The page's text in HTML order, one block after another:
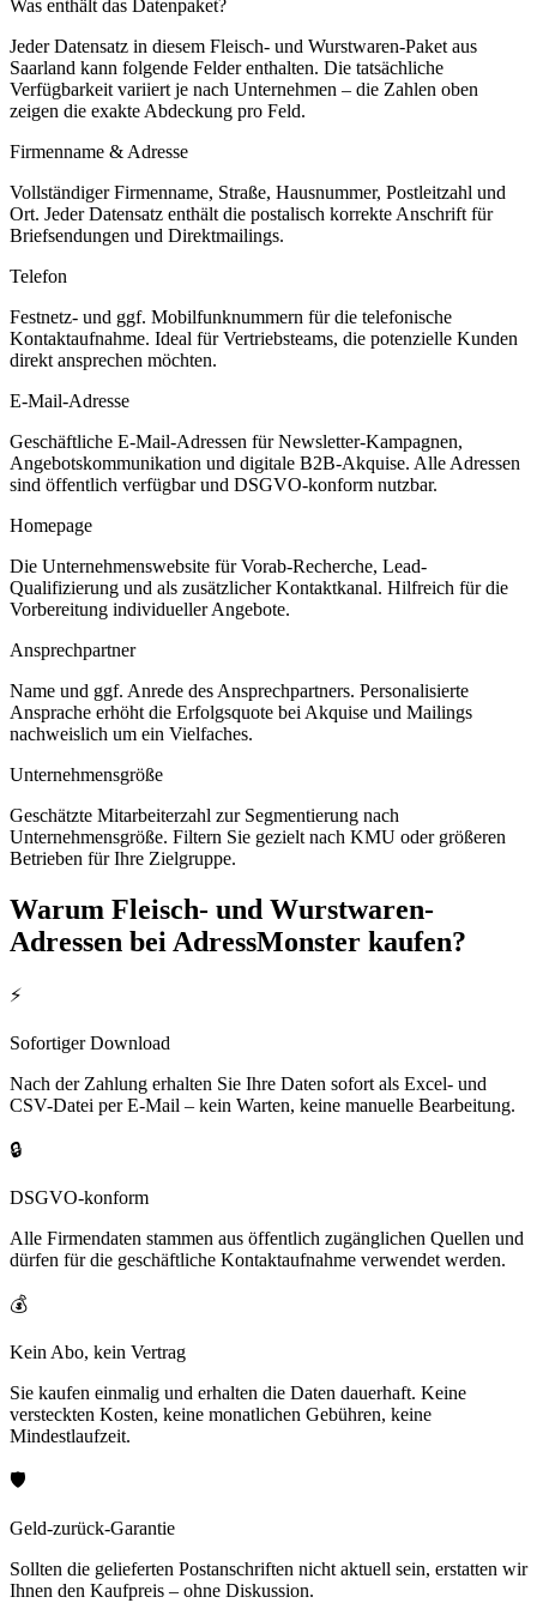
Was enthält das Datenpaket?
Jeder Datensatz in diesem Fleisch- und Wurstwaren-Paket aus
Saarland kann folgende Felder enthalten. Die tatsächliche
Verfügbarkeit variiert je nach Unternehmen – die Zahlen oben
zeigen die exakte Abdeckung pro Feld.
Firmenname & Adresse
Vollständiger Firmenname, Straße, Hausnummer, Postleitzahl und
Ort. Jeder Datensatz enthält die postalisch korrekte Anschrift für
Briefsendungen und Direktmailings.
Telefon
Festnetz- und ggf. Mobilfunknummern für die telefonische
Kontaktaufnahme. Ideal für Vertriebsteams, die potenzielle Kunden
direkt ansprechen möchten.
E-Mail-Adresse
Geschäftliche E-Mail-Adressen für Newsletter-Kampagnen,
Angebotskommunikation und digitale B2B-Akquise. Alle Adressen
sind öffentlich verfügbar und DSGVO-konform nutzbar.
Homepage
Die Unternehmenswebsite für Vorab-Recherche, Lead-
Qualifizierung und als zusätzlicher Kontaktkanal. Hilfreich für die
Vorbereitung individueller Angebote.
Ansprechpartner
Name und ggf. Anrede des Ansprechpartners. Personalisierte
Ansprache erhöht die Erfolgsquote bei Akquise und Mailings
nachweislich um ein Vielfaches.
Unternehmensgröße
Geschätzte Mitarbeiterzahl zur Segmentierung nach
Unternehmensgröße. Filtern Sie gezielt nach KMU oder größeren
Betrieben für Ihre Zielgruppe.
Warum Fleisch- und Wurstwaren-
Adressen bei AdressMonster kaufen?
⚡
Sofortiger Download
Nach der Zahlung erhalten Sie Ihre Daten sofort als Excel- und
CSV-Datei per E-Mail – kein Warten, keine manuelle Bearbeitung.
🔒
DSGVO-konform
Alle Firmendaten stammen aus öffentlich zugänglichen Quellen und
dürfen für die geschäftliche Kontaktaufnahme verwendet werden.
💰
Kein Abo, kein Vertrag
Sie kaufen einmalig und erhalten die Daten dauerhaft. Keine
versteckten Kosten, keine monatlichen Gebühren, keine
Mindestlaufzeit.
🛡️
Geld-zurück-Garantie
Sollten die gelieferten Postanschriften nicht aktuell sein, erstatten wir
Ihnen den Kaufpreis – ohne Diskussion.